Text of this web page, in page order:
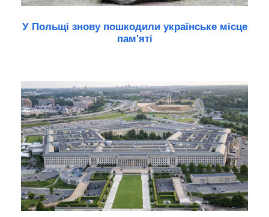
У Польщі знову пошкодили українське місце
пам'яті